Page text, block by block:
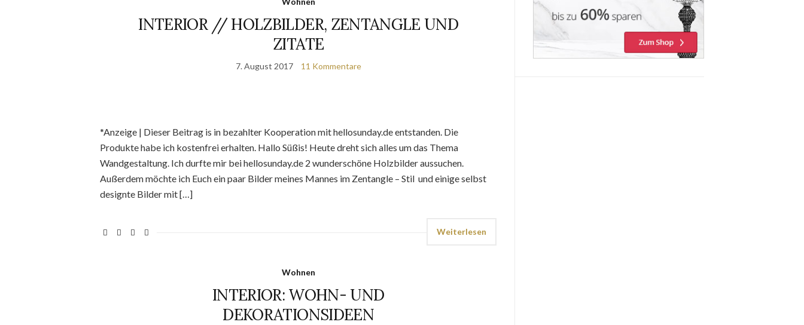
INTERIOR // HOLZBILDER, ZENTANGLE UND
ZITATE
7. August 2017 11 Kommentare
*Anzeige | Dieser Beitrag is in bezahlter Kooperation mit hellosunday.de entstanden. Die
Produkte habe ich kostenfrei erhalten. Hallo Süßis! Heute dreht sich alles um das Thema
Wandgestaltung. Ich durfte mir bei hellosunday.de 2 wunderschöne Holzbilder aussuchen.
Außerdem möchte ich Euch ein paar Bilder meines Mannes im Zentangle – Stil und einige selbst
designte Bilder mit […]
Weiterlesen
Wohnen
INTERIOR: WOHN- UND
DEKORATIONSIDEEN